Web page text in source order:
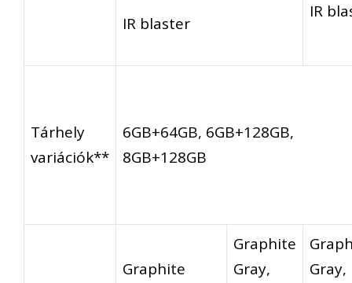
IR blaster
IR
Tárhely
variációk**
6GB+64GB, 6GB+128GB,
8GB+128GB
Graphite
Graphite
Gray,
Gray,